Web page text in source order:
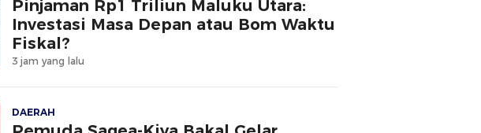
Pinjaman Rp1 Triliun Maluku Utara:
Investasi Masa Depan atau Bom Waktu
Fiskal?
3 jam yang lalu
DAERAH